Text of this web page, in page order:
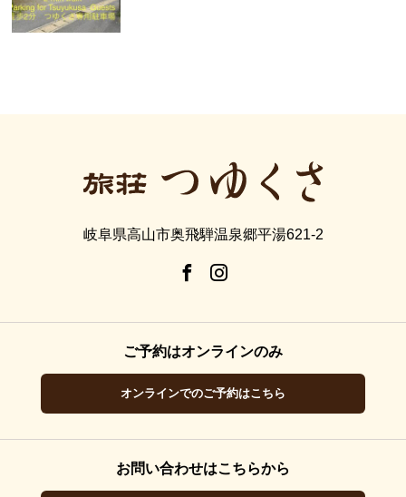
岐阜県高山市奥飛騨温泉郷平湯621-2
ご予約はオンラインのみ
オンラインでのご予約はこちら
お問い合わせはこちらから